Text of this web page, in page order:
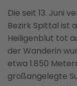
Die seit 13. Juni
Bezirk Spittal ist
Heiligenblut tot
der Wanderin
etwa 1.850
großangelegte